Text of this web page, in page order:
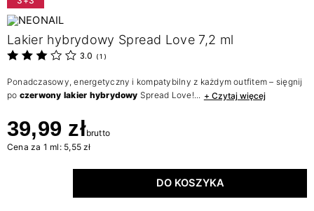
Lakier hybrydowy Spread Love 7,2 ml
3.0 ( 1 )
Ponadczasowy, energetyczny i kompatybilny z każdym outfitem – sięgnij
po czerwony lakier hybrydowy Spread Love!... + Czytaj więcej
39,99 złbrutto
Cena za 1 ml: 5,55 zł
DO KOSZYKA